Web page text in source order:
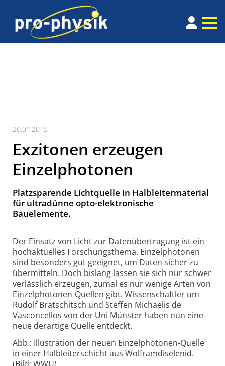
20.04.2015
Exzitonen erzeugen
Einzelphotonen
Platzsparende Lichtquelle in Halbleitermaterial
für ultradünne opto-elektronische
Bauelemente.
Der Einsatz von Licht zur Datenübertragung ist ein
hochaktuelles Forschungs­thema. Einzelphotonen
sind besonders gut geeignet, um Daten sicher zu
übermitteln. Doch bislang lassen sie sich nur schwer
verlässlich erzeugen, zumal es nur wenige Arten von
Einzelphotonen-Quellen gibt. Wissenschaftler um
Rudolf Bratschitsch und Steffen Michaelis de
Vasconcellos von der Uni Münster haben nun eine
neue derartige Quelle entdeckt.
Abb.: Illustration der neuen Einzelphotonen-Quelle
in einer Halbleiterschicht aus Wolframdiselenid.